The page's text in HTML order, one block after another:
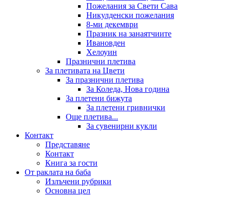
Пожелания за Свети Сава
Никулденски пожелания
8-ми декември
Празник на занаятчиите
Ивановден
Хелоуин
Празнични плетива
За плетивата на Цвети
За празнични плетива
За Коледа, Нова година
За плетени бижута
За плетени гривнички
Още плетива...
За сувенирни кукли
Контакт
Представяне
Контакт
Книга за гости
От раклата на баба
Излъчени рубрики
Основна цел